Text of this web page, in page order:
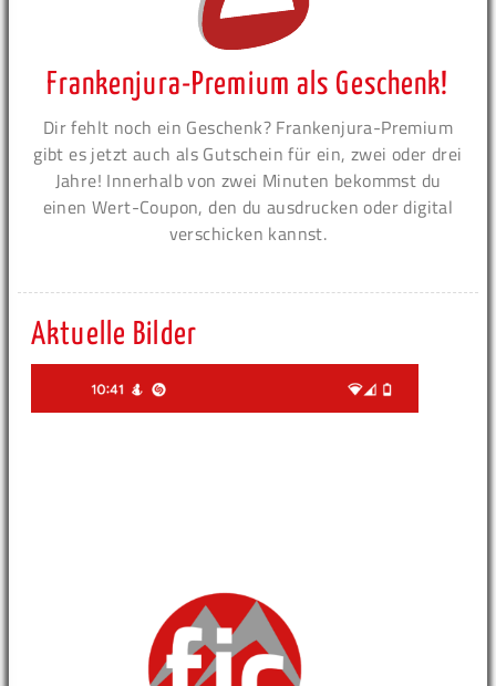
Frankenjura-Premium als Geschenk!
Dir fehlt noch ein Geschenk? Frankenjura-Premium
gibt es jetzt auch als Gutschein für ein, zwei oder drei
Jahre! Innerhalb von zwei Minuten bekommst du
einen Wert-Coupon, den du ausdrucken oder digital
verschicken kannst.
Aktuelle Bilder